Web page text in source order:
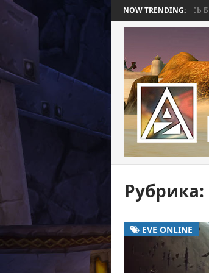
NOW TRENDING:
ЧАСТЬ 4: ВОЙНА, КОТОРАЯ ЗАКОНЧИЛАСЬ БЕЗ БИТВЫ
Рубрика:
EVE ONLINE